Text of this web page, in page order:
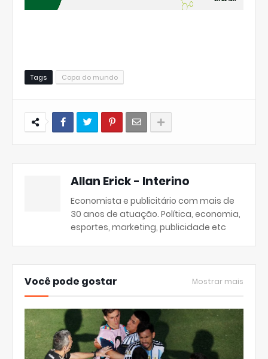
Tags Copa do mundo
Allan Erick - Interino
Economista e publicitário com mais de
30 anos de atuação. Política, economia,
esportes, marketing, publicidade etc
Você pode gostar Mostrar mais